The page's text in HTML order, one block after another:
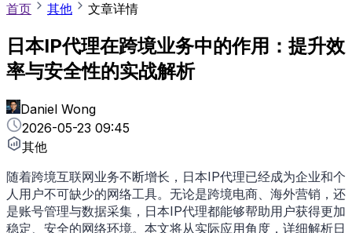
首页
其他 文章详情
日本IP代理在跨境业务中的作用：提升效
率与安全性的实战解析
Daniel Wong
2026-05-23 09:45
其他
随着跨境互联网业务不断增长，日本IP代理已经成为企业和个
人用户不可缺少的网络工具。无论是跨境电商、海外营销，还
是账号管理与数据采集，日本IP代理都能够帮助用户获得更加
稳定、安全的网络环境。本文将从实际应用角度，详细解析日